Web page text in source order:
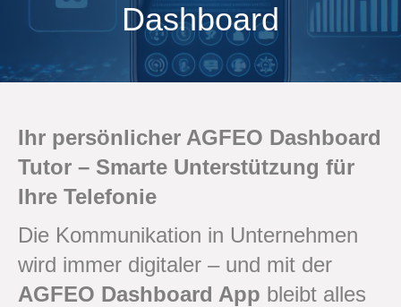
Dashboard
Ihr persönlicher AGFEO Dashboard
Tutor – Smarte Unterstützung für
Ihre Telefonie
Die Kommunikation in Unternehmen
wird immer digitaler – und mit der
AGFEO Dashboard App bleibt alles